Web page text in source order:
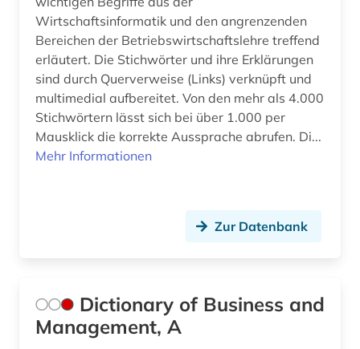
Wirtschaftsinformatik und den angrenzenden
Bereichen der Betriebswirtschaftslehre treffend
erläutert. Die Stichwörter und ihre Erklärungen
sind durch Querverweise (Links) verknüpft und
multimedial aufbereitet. Von den mehr als 4.000
Stichwörtern lässt sich bei über 1.000 per
Mausklick die korrekte Aussprache abrufen. Di...
Mehr Informationen
Zur Datenbank
Dictionary of Business and
Management, A